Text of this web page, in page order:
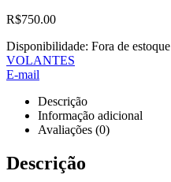
R$750.00
Disponibilidade: Fora de estoque
VOLANTES
E-mail
Descrição
Informação adicional
Avaliações (0)
Descrição